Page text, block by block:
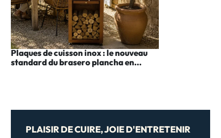
Plaques de cuisson inox : le nouveau
standard du brasero plancha en...
PLAISIR DE CUIRE, JOIE D'ENTRETENIR